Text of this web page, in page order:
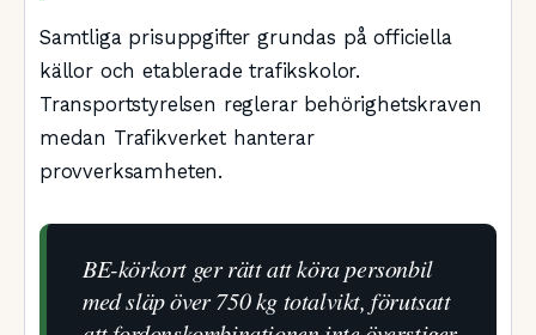
Samtliga prisuppgifter grundas på officiella
källor och etablerade trafikskolor.
Transportstyrelsen reglerar behörighetskraven
medan Trafikverket hanterar
provverksamheten.
BE-körkort ger rätt att köra personbil
med släp över 750 kg totalvikt, förutsatt